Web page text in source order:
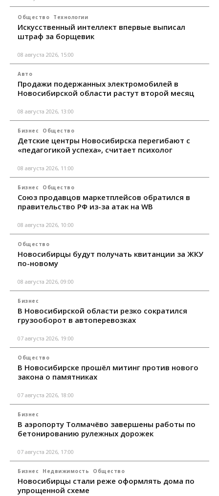
Общество Технологии
Искусственный интеллект впервые выписал
штраф за борщевик
08 августа 2026, 15:00
Авто
Продажи подержанных электромобилей в
Новосибирской области растут второй месяц
08 августа 2026, 13:00
Бизнес Общество
Детские центры Новосибирска перегибают с
«педагогикой успеха», считает психолог
08 августа 2026, 11:00
Бизнес Общество
Союз продавцов маркетплейсов обратился в
правительство РФ из-за атак на WB
08 августа 2026, 10:00
Общество
Новосибирцы будут получать квитанции за ЖКУ
по-новому
08 августа 2026, 09:00
Бизнес
В Новосибирской области резко сократился
грузооборот в автоперевозках
07 августа 2026, 19:00
Общество
В Новосибирске прошёл митинг против нового
закона о памятниках
07 августа 2026, 18:00
Бизнес
В аэропорту Толмачёво завершены работы по
бетонированию рулежных дорожек
07 августа 2026, 17:00
Бизнес Недвижимость Общество
Новосибирцы стали реже оформлять дома по
упрощенной схеме